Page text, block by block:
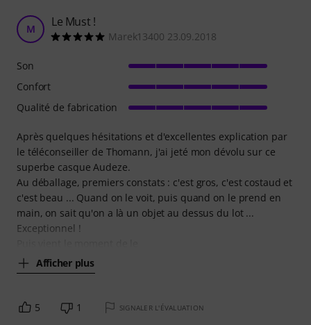
M Le Must !
Marek13400 23.09.2018
Après quelques hésitations et d'excellentes explication par
le téléconseiller de Thomann, j'ai jeté mon dévolu sur ce
superbe casque Audeze.
Au déballage, premiers constats : c'est gros, c'est costaud et
c'est beau ... Quand on le voit, puis quand on le prend en
main, on sait qu'on a là un objet au dessus du lot ...
Exceptionnel !
Afficher plus
Son
Confort
Qualité de fabrication
5 1 SIGNALER L'ÉVALUATION